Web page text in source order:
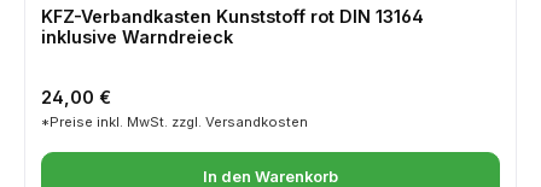
KFZ-Verbandkasten Kunststoff rot DIN 13164
inklusive Warndreieck
Regulärer Preis:
24,00 €
*Preise inkl. MwSt. zzgl. Versandkosten
In den Warenkorb